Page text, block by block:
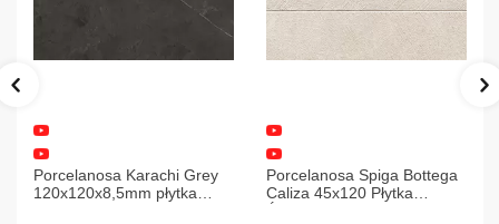
Porcelanosa Karachi Grey
120x120x8,5mm płytka
Porcelanosa Spiga Bottega
Caliza 45x120 Płytka